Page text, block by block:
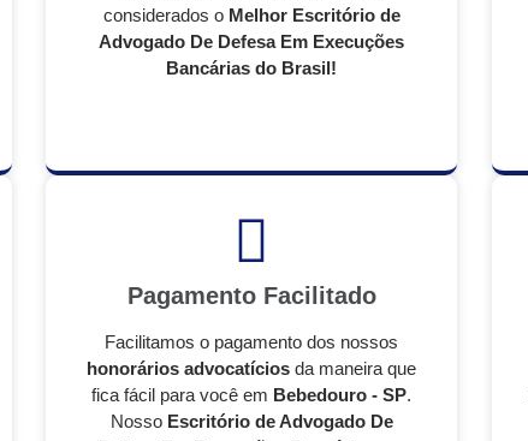
considerados o Melhor Escritório de
Advogado De Defesa Em Execuções
Bancárias do Brasil!
Pagamento Facilitado
Facilitamos o pagamento dos nossos
honorários advocatícios da maneira que
fica fácil para você em Bebedouro - SP.
Nosso Escritório de Advogado De